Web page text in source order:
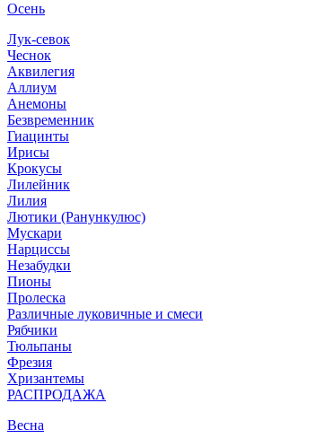
Осень
Лук-севок
Чеснок
Аквилегия
Аллиум
Анемоны
Безвременник
Гиацинты
Ирисы
Крокусы
Лилейник
Лилия
Лютики (Ранункулюс)
Мускари
Нарцисcы
Незабудки
Пионы
Пролеска
Различные луковичные и смеси
Рябчики
Тюльпаны
Фрезия
Хризантемы
РАСПРОДАЖА
Весна